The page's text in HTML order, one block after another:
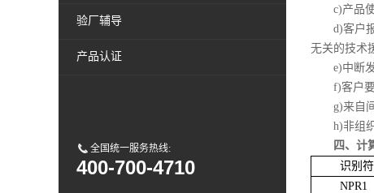
验厂辅导
产品认证
全国统一服务热线:
400-700-4710
c)产品
d)客户
无关的技术
e)中断
f)客户
g)来自
h)非组
四、计
识别
NPR1